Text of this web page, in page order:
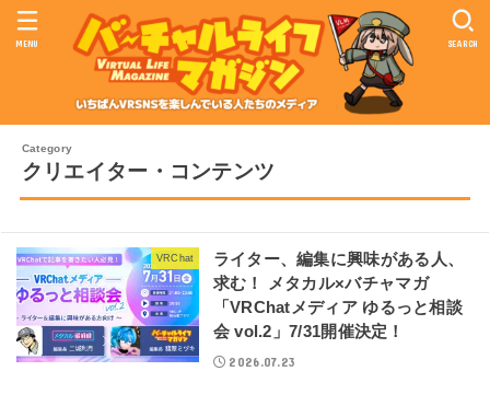
SEARCH
MENU
クリエイター・コンテンツ
VRChat
ライター、編集に興味がある人、
求む！ メタカル×バチャマガ
「VRChatメディア ゆるっと相談
会 vol.2」7/31開催決定！
2026.07.23